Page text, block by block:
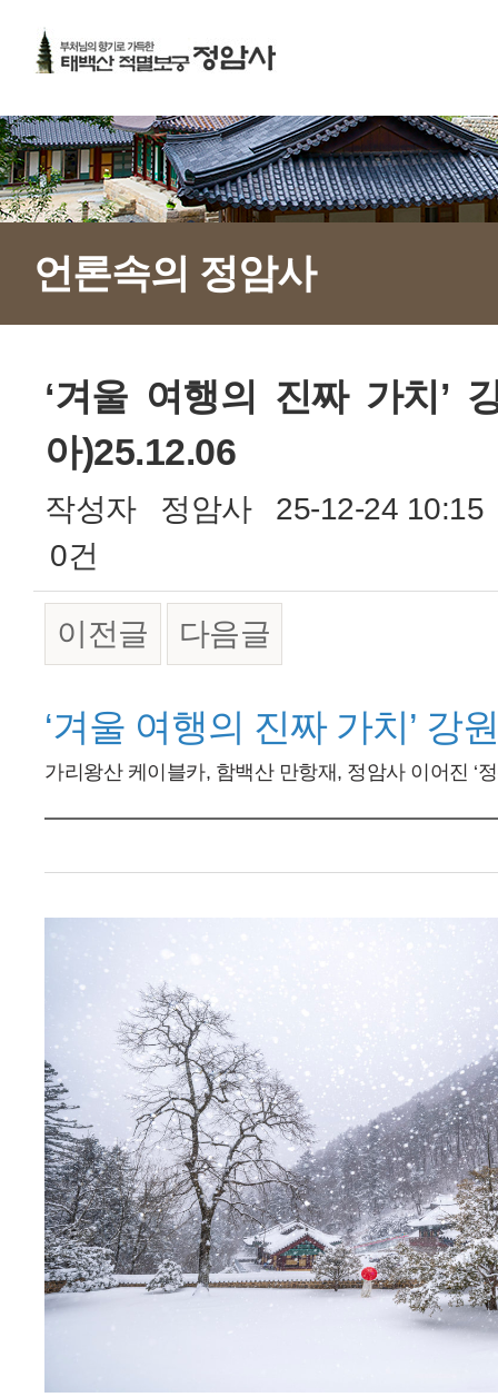
언론속의 정암사
‘겨울 여행의 진짜 가치’
아)25.12.06
작성자 정암사 25-12-24 10:15
0건
이전글 다음글
본문
‘겨울 여행의 진짜 가치’ 강
가리왕산 케이블카, 함백산 만항재, 정암사 이어진 ‘